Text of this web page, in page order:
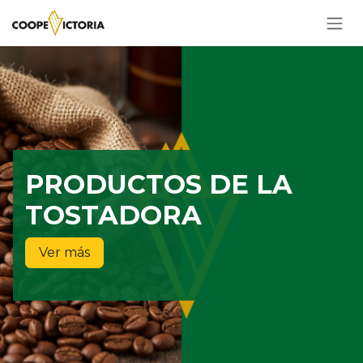
Ir al contenido
PRODUCTOS DE LA
TOSTADORA
Ver más